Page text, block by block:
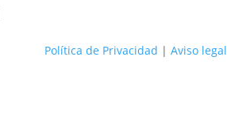
Política de Privacidad | Aviso legal